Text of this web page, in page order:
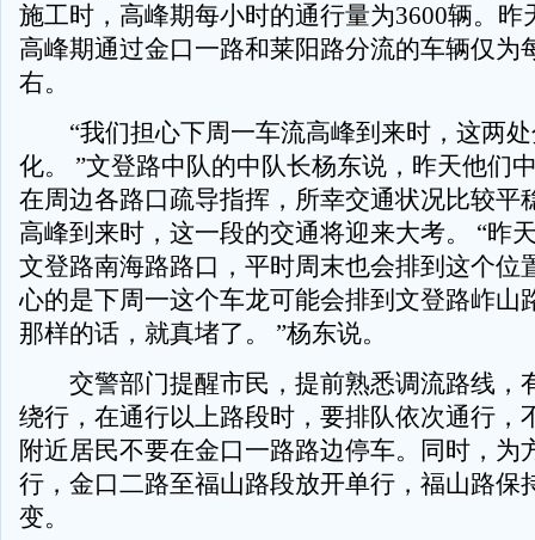
施工时，高峰期每小时的通行量为3600辆。昨
高峰期通过金口一路和莱阳路分流的车辆仅为
右。
“我们担心下周一车流高峰到来时，这两处
化。 ”文登路中队的中队长杨东说，昨天他们
在周边各路口疏导指挥，所幸交通状况比较平
高峰到来时，这一段的交通将迎来大考。 “昨
文登路南海路路口，平时周末也会排到这个位
心的是下周一这个车龙可能会排到文登路岞山
那样的话，就真堵了。 ”杨东说。
交警部门提醒市民，提前熟悉调流路线，
绕行，在通行以上路段时，要排队依次通行，
附近居民不要在金口一路路边停车。同时，为
行，金口二路至福山路段放开单行，福山路保
变。